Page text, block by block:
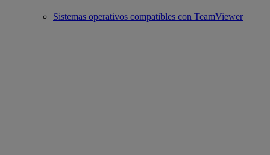
Sistemas operativos compatibles con TeamViewer